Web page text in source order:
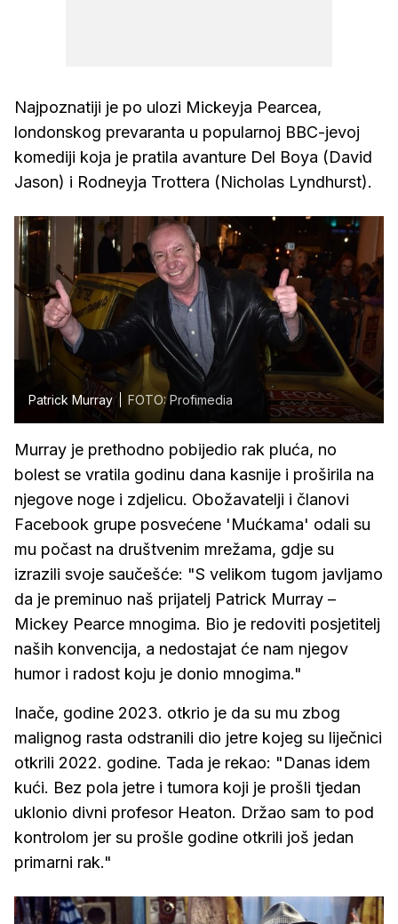
Najpoznatiji je po ulozi Mickeyja Pearcea,
londonskog prevaranta u popularnoj BBC-jevoj
komediji koja je pratila avanture Del Boya (David
Jason) i Rodneyja Trottera (Nicholas Lyndhurst).
Patrick Murray FOTO: Profimedia
Murray je prethodno pobijedio rak pluća, no
bolest se vratila godinu dana kasnije i proširila na
njegove noge i zdjelicu. Obožavatelji i članovi
Facebook grupe posvećene 'Mućkama' odali su
mu počast na društvenim mrežama, gdje su
izrazili svoje saučešće: "S velikom tugom javljamo
da je preminuo naš prijatelj Patrick Murray –
Mickey Pearce mnogima. Bio je redoviti posjetitelj
naših konvencija, a nedostajat će nam njegov
humor i radost koju je donio mnogima."
Inače, godine 2023. otkrio je da su mu zbog
malignog rasta odstranili dio jetre kojeg su liječnici
otkrili 2022. godine. Tada je rekao: "Danas idem
kući. Bez pola jetre i tumora koji je prošli tjedan
uklonio divni profesor Heaton. Držao sam to pod
kontrolom jer su prošle godine otkrili još jedan
primarni rak."